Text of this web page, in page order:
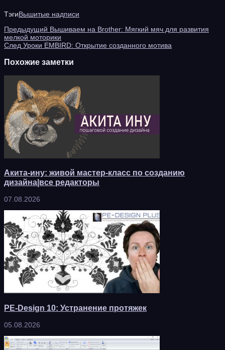
ТэгиВышитые надписи
Предыдущий Вышиваем на Brother: Мягкий мяч для развития
мелкой моторики
След Уроки EMBIRD: Открытие созданного мотива
Похожие заметки
Акита-ину: живой мастер-класс по созданию
дизайна|все редакторы
07.08.2026
PE-Design 10: Устранение протяжек
05.08.2026